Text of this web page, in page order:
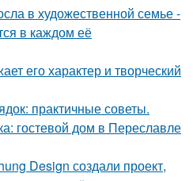
в художественной семье -
в каждом её
его характер и творческий
практичные советы.
гостевой дом в Переславле
Design создали проект,